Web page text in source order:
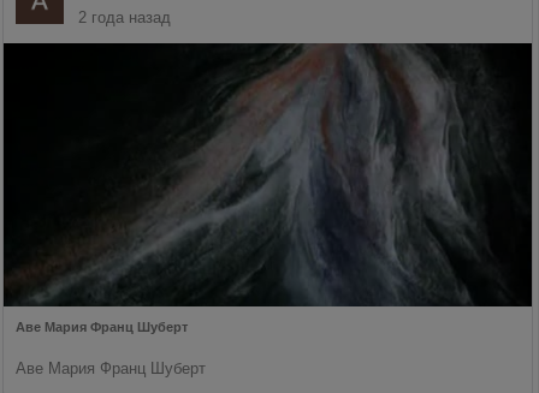
2 года назад
Аве Мария Франц Шуберт
Аве Мария Франц Шуберт